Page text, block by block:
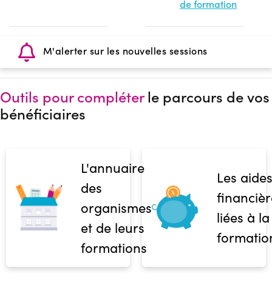
de formation
M'alerter sur les nouvelles sessions
Outils pour compléterle parcours de vos
bénéficiaires
L'annuaire
des
organismes
et de leurs
formations
Les aides
liées à la